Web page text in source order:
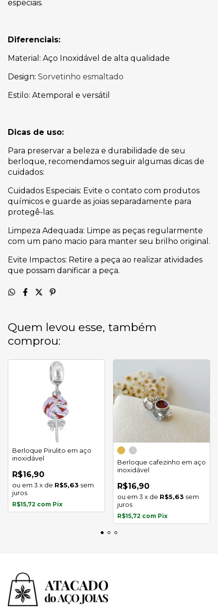
especiais.
Diferenciais:
Material: Aço Inoxidável de alta qualidade
Design: Sorvetinho esmaltado
Estilo: Atemporal e versátil
Dicas de uso:
Para preservar a beleza e durabilidade de seu
berloque, recomendamos seguir algumas dicas de
cuidados:
Cuidados Especiais: Evite o contato com produtos
químicos e guarde as joias separadamente para
protegê-las.
Limpeza Adequada: Limpe as peças regularmente
com um pano macio para manter seu brilho original.
Evite Impactos: Retire a peça ao realizar atividades
que possam danificar a peça.
Quem levou esse, também
comprou:
Berloque Pirulito em aço
inoxidável
R$16,90
3 x de R$5,63 sem
juros
R$15,72 com Pix
Berloque cafezinho em aço
inoxidável
R$16,90
3 x de R$5,63 sem
juros
R$15,72 com Pix